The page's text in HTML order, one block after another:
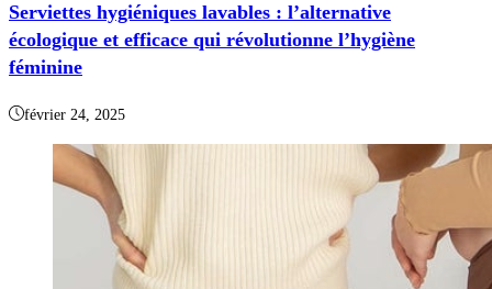
Serviettes hygiéniques lavables : l’alternative
écologique et efficace qui révolutionne l’hygiène
féminine
février 24, 2025